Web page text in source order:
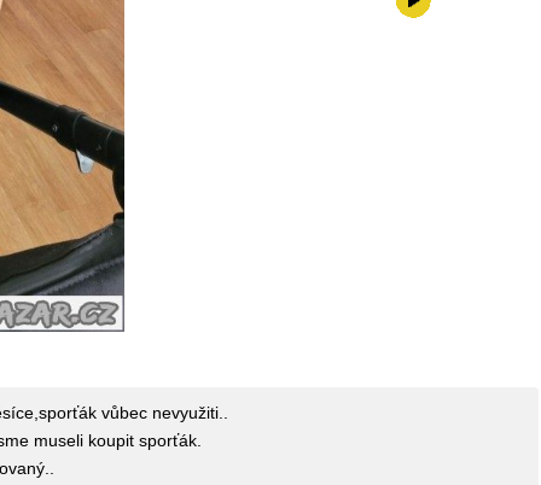
vůbec nevyužiti..
museli koupit sporťák.